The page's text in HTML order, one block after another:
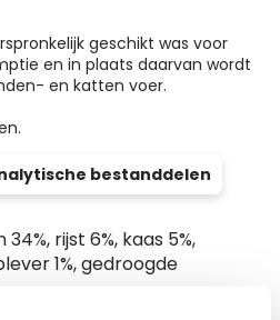
geschikt was voor
en in plaats daarvan wordt
en katten voer.
bestanddelen
rijst 6%, kaas 5%,
1%, gedroogde